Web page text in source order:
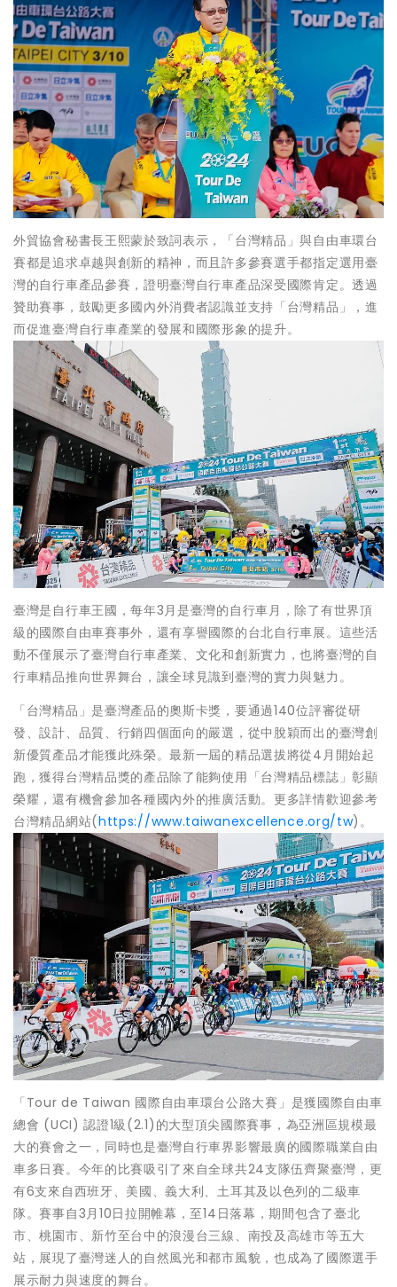
外貿協會秘書長王熙蒙於致詞表示，「台灣精品」與自由車環台
賽都是追求卓越與創新的精神，而且許多參賽選手都指定選用臺
灣的自行車產品參賽，證明臺灣自行車產品深受國際肯定。透過
贊助賽事，鼓勵更多國內外消費者認識並支持「台灣精品」，進
而促進臺灣自行車產業的發展和國際形象的提升。
臺灣是自行車王國，每年3月是臺灣的自行車月，除了有世界頂
級的國際自由車賽事外，還有享譽國際的台北自行車展。這些活
動不僅展示了臺灣自行車產業、文化和創新實力，也將臺灣的自
行車精品推向世界舞台，讓全球見識到臺灣的實力與魅力。
「台灣精品」是臺灣產品的奧斯卡獎，要通過140位評審從研
發、設計、品質、行銷四個面向的嚴選，從中脫穎而出的臺灣創
新優質產品才能獲此殊榮。最新一屆的精品選拔將從4月開始起
跑，獲得台灣精品獎的產品除了能夠使用「台灣精品標誌」彰顯
榮耀，還有機會參加各種國內外的推廣活動。更多詳情歡迎參考
台灣精品網站(https://www.taiwanexcellence.org/tw)。
「Tour de Taiwan 國際自由車環台公路大賽」是獲國際自由車
總會 (UCI) 認證1級(2.1)的大型頂尖國際賽事，為亞洲區規模最
大的賽會之一，同時也是臺灣自行車界影響最廣的國際職業自由
車多日賽。今年的比賽吸引了來自全球共24支隊伍齊聚臺灣，更
有6支來自西班牙、美國、義大利、土耳其及以色列的二級車
隊。賽事自3月10日拉開帷幕，至14日落幕，期間包含了臺北
市、桃園市、新竹至台中的浪漫台三線、南投及高雄市等五大
站，展現了臺灣迷人的自然風光和都市風貌，也成為了國際選手
展示耐力與速度的舞台。